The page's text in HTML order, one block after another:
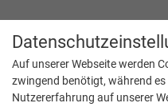
Auf unserer Webseite werden
zwingend benötigt, während
Nutzererfahrung auf unserer